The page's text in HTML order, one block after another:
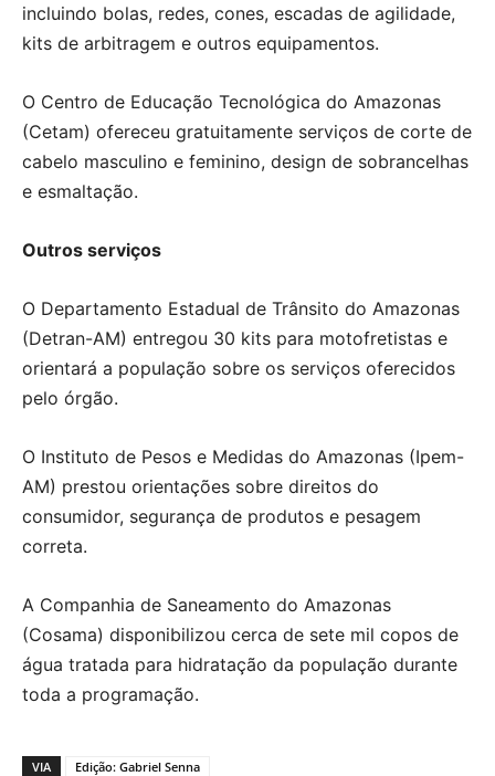
incluindo bolas, redes, cones, escadas de agilidade,
kits de arbitragem e outros equipamentos.
O Centro de Educação Tecnológica do Amazonas
(Cetam) ofereceu gratuitamente serviços de corte de
cabelo masculino e feminino, design de sobrancelhas
e esmaltação.
Outros serviços
O Departamento Estadual de Trânsito do Amazonas
(Detran-AM) entregou 30 kits para motofretistas e
orientará a população sobre os serviços oferecidos
pelo órgão.
O Instituto de Pesos e Medidas do Amazonas (Ipem-
AM) prestou orientações sobre direitos do
consumidor, segurança de produtos e pesagem
correta.
A Companhia de Saneamento do Amazonas
(Cosama) disponibilizou cerca de sete mil copos de
água tratada para hidratação da população durante
toda a programação.
VIA Edição: Gabriel Senna